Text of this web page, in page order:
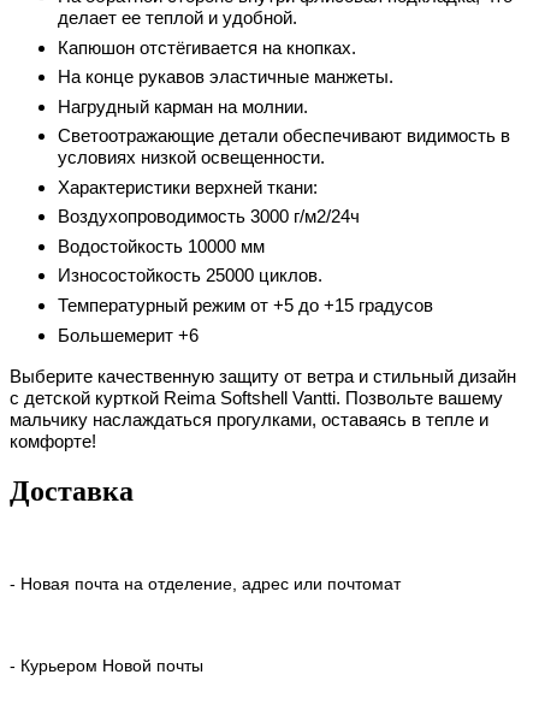
делает ее теплой и удобной.
Капюшон отстёгивается на кнопках.
На конце рукавов эластичные манжеты.
Нагрудный карман на молнии.
Светоотражающие детали обеспечивают видимость в
условиях низкой освещенности.
Характеристики верхней ткани:
Воздухопроводимость 3000 г/м2/24ч
Водостойкость 10000 мм
Износостойкость 25000 циклов.
Температурный режим от +5 до +15 градусов
Большемерит +6
Выберите качественную защиту от ветра и стильный дизайн
с детской курткой Reima Softshell Vantti. Позвольте вашему
мальчику наслаждаться прогулками, оставаясь в тепле и
комфорте!
Доставка
- Новая почта на отделение, адрес или почтомат
- Курьером Новой почты